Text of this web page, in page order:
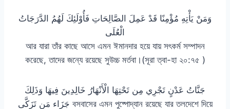
وَمَنْ يَأْتِهِ مُؤْمِنًا قَدْ عَمِلَ الصَّالِحَاتِ فَأُوْلَئِكَ لَهُمُ الدَّرَجَاتُ
الْعُلَى
আর যারা তাঁর কাছে আসে এমন ঈমানদার হয়ে যায় সৎকর্ম সম্পাদন
করেছে, তাদের জন্যে রয়েছে সুউচ্চ মর্তবা।(সূরা ত্বা-হা ২০:৭৫ )
جَنَّاتُ عَدْنٍ تَجْرِي مِن تَحْتِهَا الْأَنْهَارُ خَالِدِينَ فِيهَا وَذَلِكَ
جَزَاء مَن تَزَكَّى বসবাসের এমন পুষ্পোদ্যান রয়েছে যার তলদেশে দিয়ে